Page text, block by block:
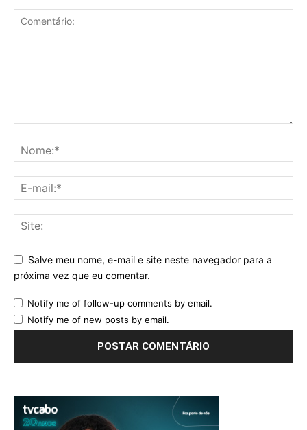
Salve meu nome, e-mail e site neste navegador para a
próxima vez que eu comentar.
Notify me of follow-up comments by email.
Notify me of new posts by email.